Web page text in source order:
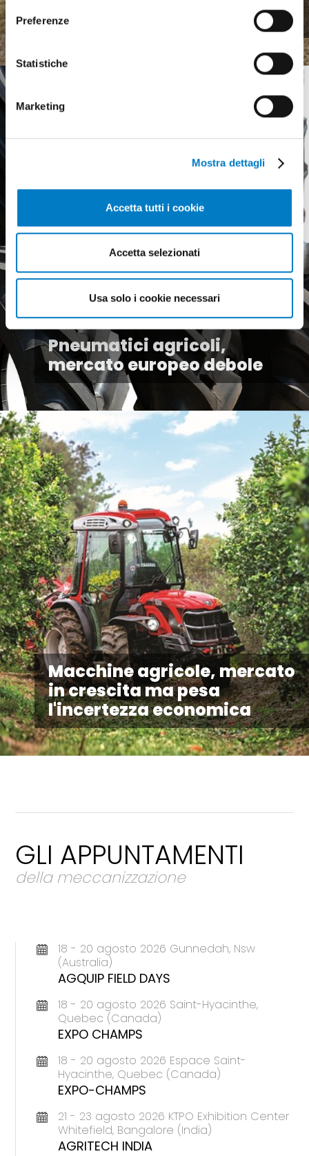
Preferenze
Statistiche
Marketing
Mostra dettagli
Accetta tutti i cookie
Accetta selezionati
Usa solo i cookie necessari
scenario complesso
Pneumatici agricoli,
mercato europeo debole
Macchine agricole, mercato
in crescita ma pesa
l'incertezza economica
GLI APPUNTAMENTI
della meccanizzazione
18 - 20 agosto 2026 Gunnedah, Nsw
(Australia)
AGQUIP FIELD DAYS
18 - 20 agosto 2026 Saint-Hyacinthe,
Quebec (Canada)
EXPO CHAMPS
18 - 20 agosto 2026 Espace Saint-
Hyacinthe, Quebec (Canada)
EXPO-CHAMPS
21 - 23 agosto 2026 KTPO Exhibition Center
Whitefield, Bangalore (India)
AGRITECH INDIA